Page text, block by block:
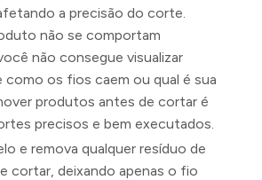
a precisão do corte.
não se comportam
não consegue visualizar
como os fios caem ou qual é sua
produtos antes de cortar é
precisos e bem executados.
e remova qualquer resíduo de
cortar, deixando apenas o fio